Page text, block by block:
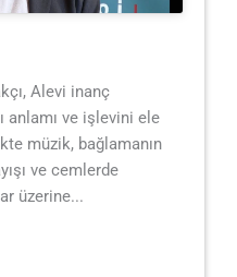
Alevi inanç
anlamı ve işlevini ele
müzik, bağlamanın
ve cemlerde
üzerine...